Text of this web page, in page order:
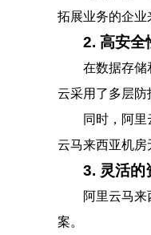
拓展业务的企业
2. 高安全
在数据存储
云采用了多层防
同时，阿
云马来西亚机房
3. 灵活的
阿里云马
案。